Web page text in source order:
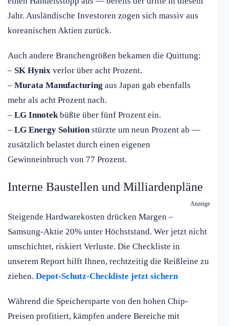
Jahr. Ausländische Investoren zogen sich massiv aus
koreanischen Aktien zurück.
Auch andere Branchengrößen bekamen die Quittung:
– SK Hynix verlor über acht Prozent.
– Murata Manufacturing aus Japan gab ebenfalls
mehr als acht Prozent nach.
– LG Innotekbüßte über fünf Prozent ein.
– LG Energy Solutionstürzte um neun Prozent ab —
zusätzlich belastet durch einen eigenen
Gewinneinbruch von 77 Prozent.
Interne Baustellen und Milliardenpläne
Anzeige
Steigende Hardwarekosten drücken Margen –
Samsung-Aktie 20% unter Höchststand. Wer jetzt nicht
umschichtet, riskiert Verluste. Die Checkliste in
unserem Report hilft Ihnen, rechtzeitig die Reißleine zu
ziehen. Depot-Schutz-Checkliste jetzt sichern
Während die Speichersparte von den hohen Chip-
Preisen profitiert, kämpfen andere Bereiche mit